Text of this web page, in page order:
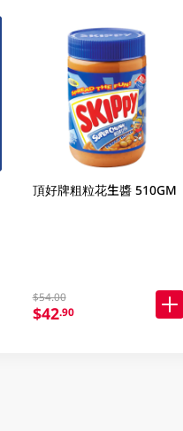
頂好牌粗粒花生醬 510GM
$54.00
$42.90